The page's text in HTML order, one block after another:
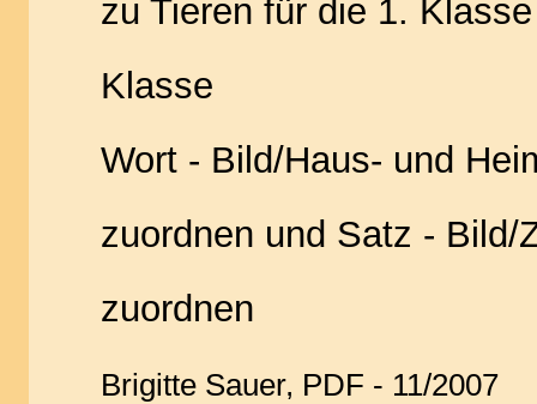
zu Tieren für die 1.
Klasse
Wort - Bild/Haus- und
zuordnen und Satz - Bild/
zuordnen
Brigitte Sauer, PDF - 11/2007